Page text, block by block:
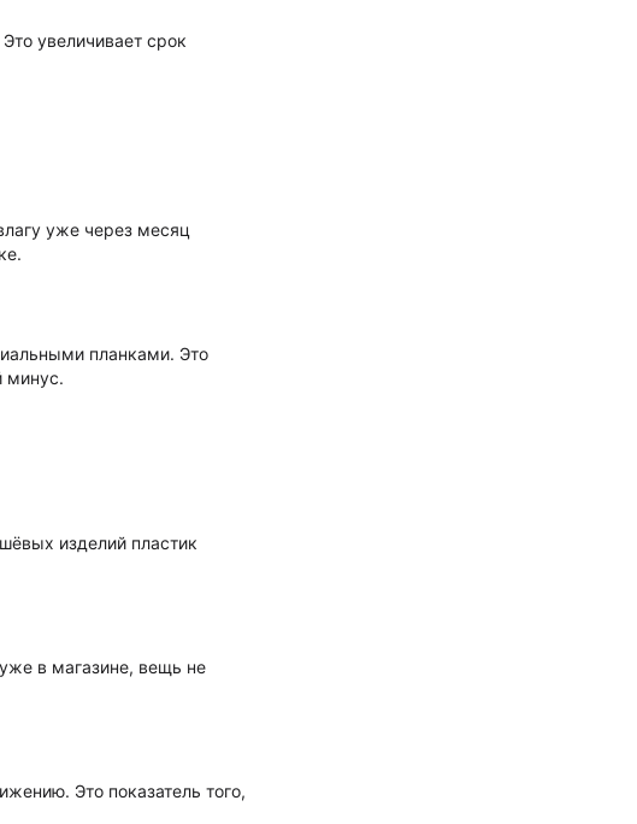
увеличивает срок
уже через месяц
планками. Это
минус.
изделий пластик
в магазине, вещь не
Это показатель того,